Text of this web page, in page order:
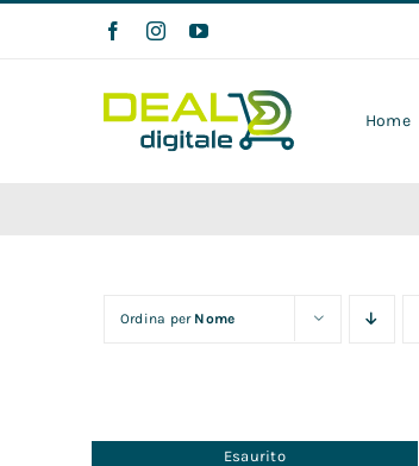
Home
Ordina per Nome
Esaurito